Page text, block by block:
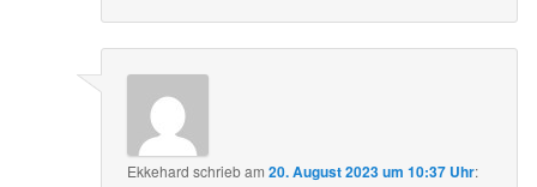
Ekkehard schriebam20. August 2023 um 10:37 Uhr: